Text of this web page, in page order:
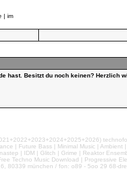
| im
hast. Besitzt du noch keinen? Herzlich
| Future Bass | Minimal Music |
| IDM | Glitch | Grime | Reaktor
Techno Music Download | Progressive
80339 münchen / fon: o89 - 5oo 29 68-